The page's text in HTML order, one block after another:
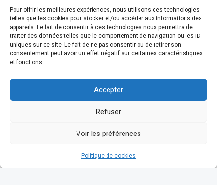
Pour offrir les meilleures expériences, nous utilisons des technologies
telles que les cookies pour stocker et/ou accéder aux informations des
appareils. Le fait de consentir à ces technologies nous permettra de
traiter des données telles que le comportement de navigation ou les ID
uniques sur ce site. Le fait de ne pas consentir ou de retirer son
consentement peut avoir un effet négatif sur certaines caractéristiques
et fonctions.
Accepter
Refuser
Voir les préférences
Politique de cookies